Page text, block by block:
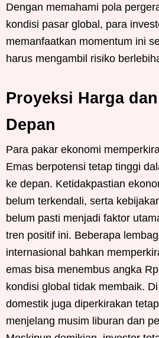
Dengan memahami pola
kondisi pasar global, para
memanfaatkan momentum ini
harus mengambil risiko
Proyeksi Harga
Depan
Para pakar ekonomi
Emas berpotensi tetap tinggi
ke depan. Ketidakpastian
belum terkendali, serta
belum pasti menjadi faktor
tren positif ini. Beberapa
internasional bahkan
emas bisa menembus angka
kondisi global tidak membaik.
domestik juga diperkirakan
menjelang musim liburan dan